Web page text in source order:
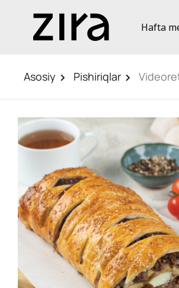
Hafta
Asosiy Pishiriqlar